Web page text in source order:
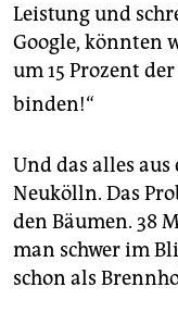
Leistung und
Google, könnten
um 15 Prozent
binden!“
Und das alles
Neukölln. Das
den Bäumen. 38
man schwer im
schon als